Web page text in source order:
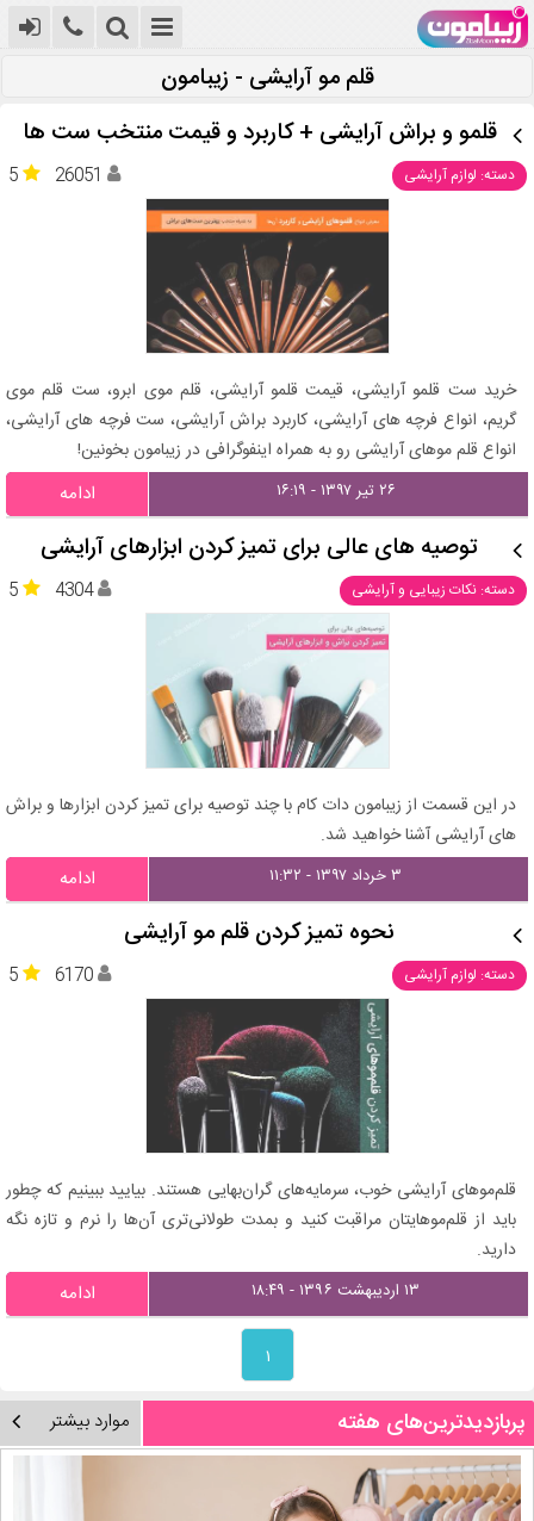
قلم مو آرایشی - زیبامون
قلمو و براش آرایشی + کاربرد و قیمت منتخب ست ها
دسته: لوازم آرایشی 5 26051
خرید ست قلمو آرایشی، قیمت قلمو آرایشی، قلم موی ابرو، ست قلم موی
گریم، انواع فرچه های آرایشی، کاربرد براش آرایشی، ست فرچه های آرایشی،
انواع قلم موهای آرایشی رو به همراه اینفوگرافی در زیبامون بخونین!
۲۶ تیر ۱۳۹۷ - ۱۶:۱۹ ادامه
توصیه های عالی برای تمیز کردن ابزارهای آرایشی
دسته: نکات زیبایی و آرایشی 5 4304
در این قسمت از زیبامون دات کام با چند توصیه برای تمیز کردن ابزارها و براش
های آرایشی آشنا خواهید شد.
۳ خرداد ۱۳۹۷ - ۱۱:۳۲ ادامه
نحوه تمیز کردن قلم مو آرایشی
دسته: لوازم آرایشی 5 6170
قلم‌موهای آرایشی خوب، سرمایه‌های گران‌بهایی هستند. بیایید ببینیم که چطور
باید از قلم‌موهایتان مراقبت کنید و بمدت طولانی‌تری آن‌ها را نرم و تازه نگه
دارید.
۱۳ اردیبهشت ۱۳۹۶ - ۱۸:۴۹ ادامه
۱
پربازدیدترین‌های هفته موارد بیشتر